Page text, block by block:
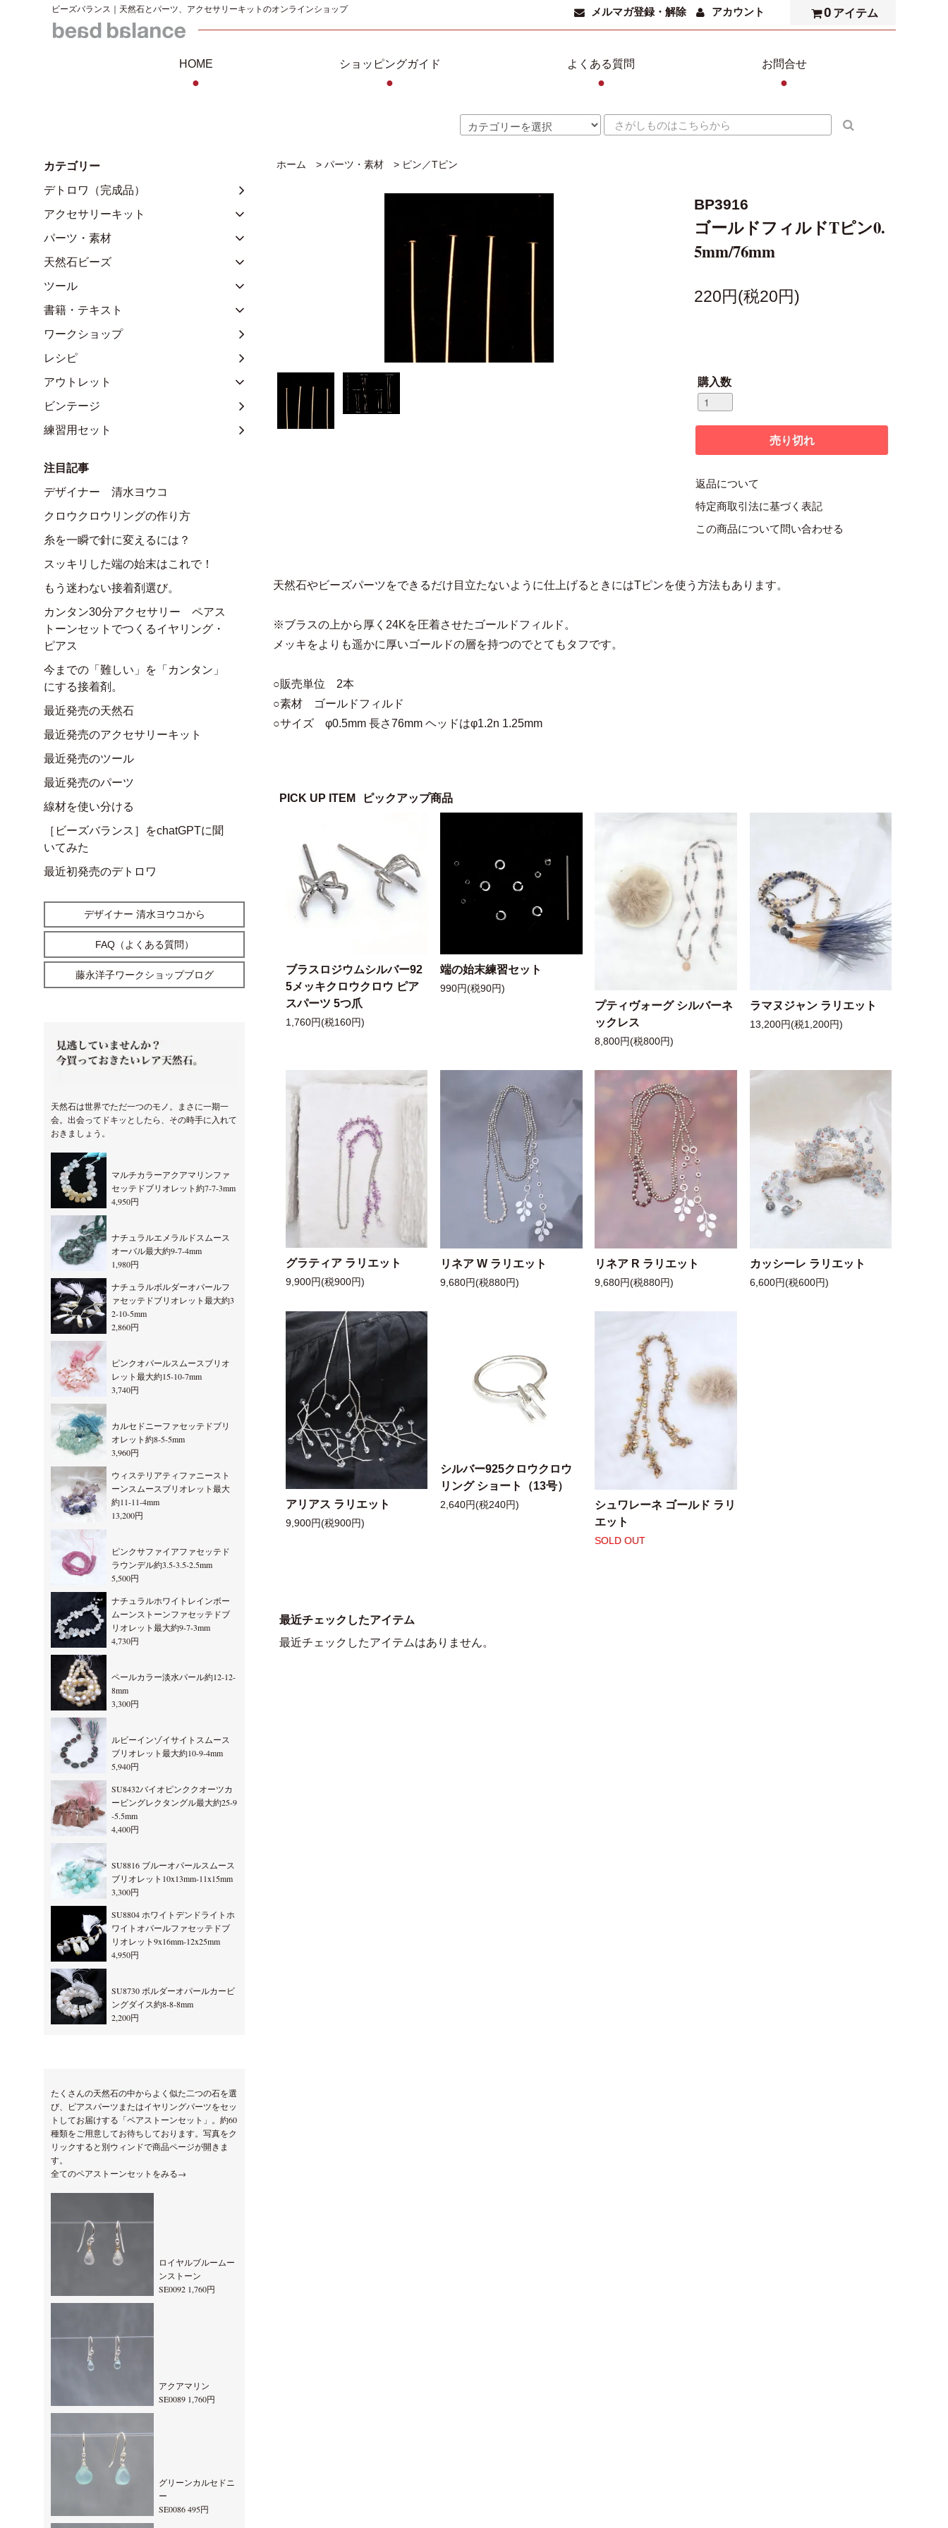
ビーズバランス｜天然石とパーツ、アクセサリーキットのオンラインショップ メルマガ登録・解除 アカウント 0 アイテム
HOME
●
ショッピングガイド
●
よくある質問
●
お問合せ
●
ホーム > パーツ・素材 > ピン／Tピン
BP3916
ゴールドフィルドTピン0.
5mm/76mm
220円(税20円)
購入数
返品について
特定商取引法に基づく表記
この商品について問い合わせる
天然石やビーズパーツをできるだけ目立たないように仕上げるときにはTピンを使う方法もあります。
※ブラスの上から厚く24Kを圧着させたゴールドフィルド。
メッキをよりも遥かに厚いゴールドの層を持つのでとてもタフです。
○販売単位 2本
○素材 ゴールドフィルド
○サイズ φ0.5mm 長さ76mm ヘッドはφ1.2n 1.25mm
PICK UP ITEM ピックアップ商品
ブラスロジウムシルバー92
5メッキクロウクロウ ピア
スパーツ 5つ爪
1,760円(税160円)
端の始末練習セット
990円(税90円)
プティヴォーグ シルバーネ
ックレス
8,800円(税800円)
ラマヌジャン ラリエット
13,200円(税1,200円)
グラティア ラリエット
9,900円(税900円)
リネア W ラリエット
9,680円(税880円)
リネア R ラリエット
9,680円(税880円)
カッシーレ ラリエット
6,600円(税600円)
アリアス ラリエット
9,900円(税900円)
シルバー925クロウクロウ
リング ショート（13号）
2,640円(税240円)
シュワレーネ ゴールド ラリ
エット
SOLD OUT
最近チェックしたアイテム
最近チェックしたアイテムはありません。
カテゴリー
デトロワ（完成品）
アクセサリーキット
パーツ・素材
天然石ビーズ
ツール
書籍・テキスト
ワークショップ
レシピ
アウトレット
ビンテージ
練習用セット
注目記事
デザイナー 清水ヨウコ
クロウクロウリングの作り方
糸を一瞬で針に変えるには？
スッキリした端の始末はこれで！
もう迷わない接着剤選び。
カンタン30分アクセサリー ペアス
トーンセットでつくるイヤリング・
ピアス
今までの「難しい」を「カンタン」
にする接着剤。
最近発売の天然石
最近発売のアクセサリーキット
最近発売のツール
最近発売のパーツ
線材を使い分ける
［ビーズバランス］をchatGPTに聞
いてみた
最近初発売のデトロワ
デザイナー 清水ヨウコから
FAQ（よくある質問）
藤永洋子ワークショップブログ
天然石は世界でただ一つのモノ。まさに一期一
会。出会ってドキッとしたら、その時手に入れて
おきましょう。
マルチカラーアクアマリンファ
セッテドブリオレット約7-7-3mm
4,950円
ナチュラルエメラルドスムース
オーバル最大約9-7-4mm
1,980円
ナチュラルボルダーオパールフ
ァセッテドブリオレット最大約3
2-10-5mm
2,860円
ピンクオパールスムースブリオ
レット最大約15-10-7mm
3,740円
カルセドニーファセッテドブリ
オレット約8-5-5mm
3,960円
ウィステリアティファニースト
ーンスムースブリオレット最大
約11-11-4mm
13,200円
ピンクサファイアファセッテド
ラウンデル約3.5-3.5-2.5mm
5,500円
ナチュラルホワイトレインボー
ムーンストーンファセッテドブ
リオレット最大約9-7-3mm
4,730円
ペールカラー淡水パール約12-12-
8mm
3,300円
ルビーインゾイサイトスムース
ブリオレット最大約10-9-4mm
5,940円
SU8432バイオピンククオーツカ
ービングレクタングル最大約25-9
-5.5mm
4,400円
SU8816 ブルーオパールスムース
ブリオレット10x13mm-11x15mm
3,300円
SU8804 ホワイトデンドライトホ
ワイトオパールファセッテドブ
リオレット9x16mm-12x25mm
4,950円
SU8730 ボルダーオパールカービ
ングダイス約8-8-8mm
2,200円
たくさんの天然石の中からよく似た二つの石を選
び、ピアスパーツまたはイヤリングパーツをセッ
トしてお届けする「ペアストーンセット」。約60
種類をご用意してお待ちしております。写真をク
リックすると別ウィンドで商品ページが開きま
す。
全てのペアストーンセットをみる→
ロイヤルブルームー
ンストーン
SE0092 1,760円
アクアマリン
SE0089 1,760円
グリーンカルセドニ
ー
SE0086 495円